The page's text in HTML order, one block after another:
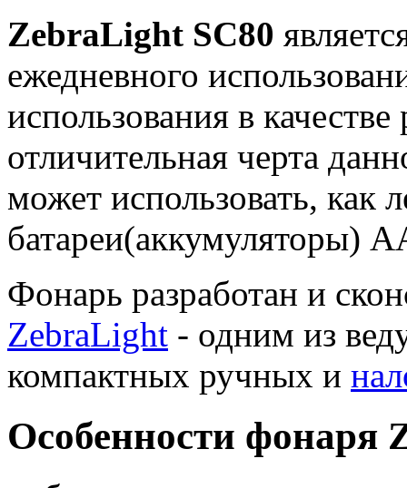
ZebraLight SC80
ежедневного
использования в качестве
отличительная черта
может использовать, как
батареи(аккумуляторы)
Фонарь разработан и
ZebraLight - одним из
компактных ручных и
Особенности фонаря